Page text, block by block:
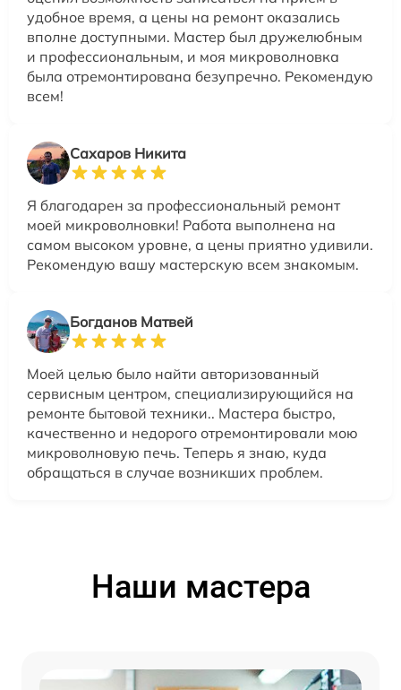
удобное время, а цены на ремонт оказались
вполне доступными. Мастер был дружелюбным
и профессиональным, и моя микроволновка
была отремонтирована безупречно. Рекомендую
всем!
Сахаров Никита
Я благодарен за профессиональный ремонт
моей микроволновки! Работа выполнена на
самом высоком уровне, а цены приятно удивили.
Рекомендую вашу мастерскую всем знакомым.
Богданов Матвей
Моей целью было найти авторизованный
сервисным центром, специализирующийся на
ремонте бытовой техники.. Мастера быстро,
качественно и недорого отремонтировали мою
микроволновую печь. Теперь я знаю, куда
обращаться в случае возникших проблем.
Наши мастера